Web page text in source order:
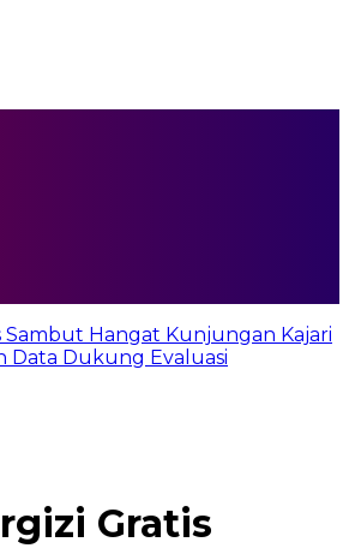
Hangat Kunjungan Kajari
Data Dukung Evaluasi
Gratis